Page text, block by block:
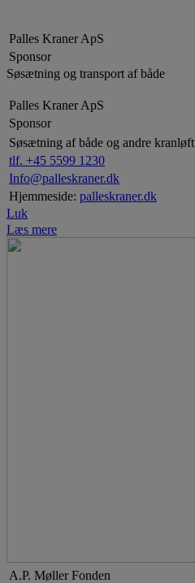
Palles Kraner ApS
Sponsor
Søsætning og transport af både
Palles Kraner ApS
Sponsor
Søsætning af både og andre kranløft
tlf. +45 5599 1230
Info@palleskraner.dk
Hjemmeside: palleskraner.dk
Luk
Læs mere
A.P. Møller Fonden